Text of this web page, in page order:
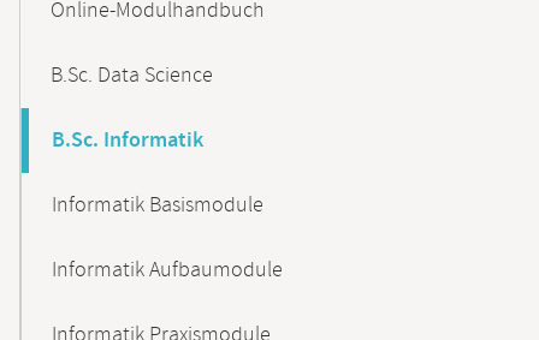
NavigationOnline-Modulhandbuch
B.Sc. Data Science
B.Sc. Informatik
Informatik Basismodule
Informatik Aufbaumodule